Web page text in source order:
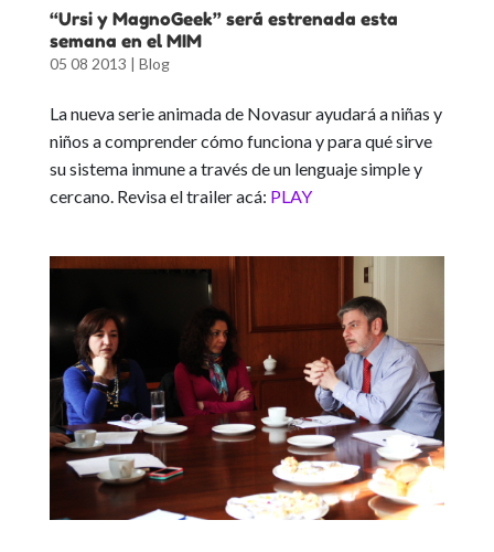
“Ursi y MagnoGeek” será estrenada esta
semana en el MIM
05 08 2013 | Blog
La nueva serie animada de Novasur ayudará a niñas y
niños a comprender cómo funciona y para qué sirve
su sistema inmune a través de un lenguaje simple y
cercano. Revisa el trailer acá: PLAY